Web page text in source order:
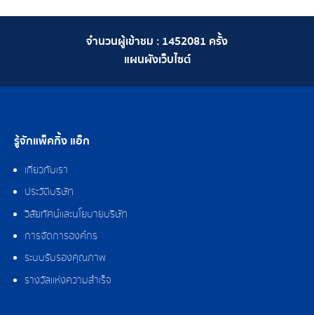
จำนวนผู้เข้าชม : 1452081 ครั้ง
แผนผังเว็บไซต์
รู้จักแพ็คกิ้ง แอ็ก
เกี่ยวกับเรา
ประวัติบริษัท
วิสัยทัศน์และนโยบายบริษัท
การจัดการองค์กร
ระบบรับรองคุณภาพ
รางวัลแห่งความสำเร็จ